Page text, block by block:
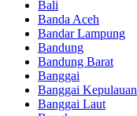
Bali
Banda Aceh
Bandar Lampung
Bandung
Bandung Barat
Banggai
Banggai Kepulauan
Banggai Laut